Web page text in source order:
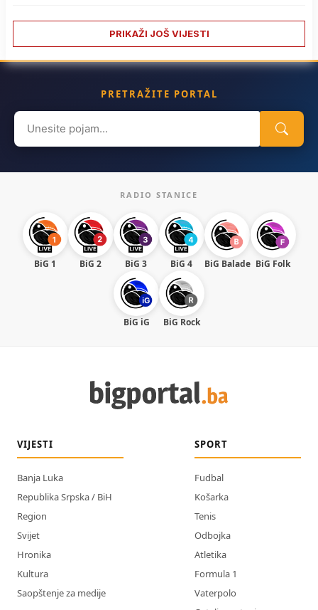
PRIKAŽI JOŠ VIJESTI
PRETRAŽITE PORTAL
Search
for:
RADIO STANICE
BiG 1 BiG 2 BiG 3 BiG 4 BiG Balade BiG Folk
BiG iG BiG Rock
VIJESTI
Banja Luka
Republika Srpska / BiH
Region
Svijet
Hronika
Kultura
Saopštenje za medije
SPORT
Fudbal
Košarka
Tenis
Odbojka
Atletika
Formula 1
Vaterpolo